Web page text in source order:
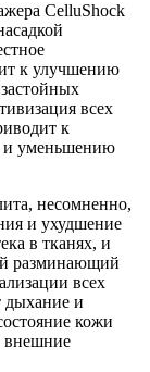
CelluShock
к улучшению
всех
к
и уменьшению
несомненно,
и ухудшение
в тканях, и
разминающий
всех
дыхание и
кожи
внешние